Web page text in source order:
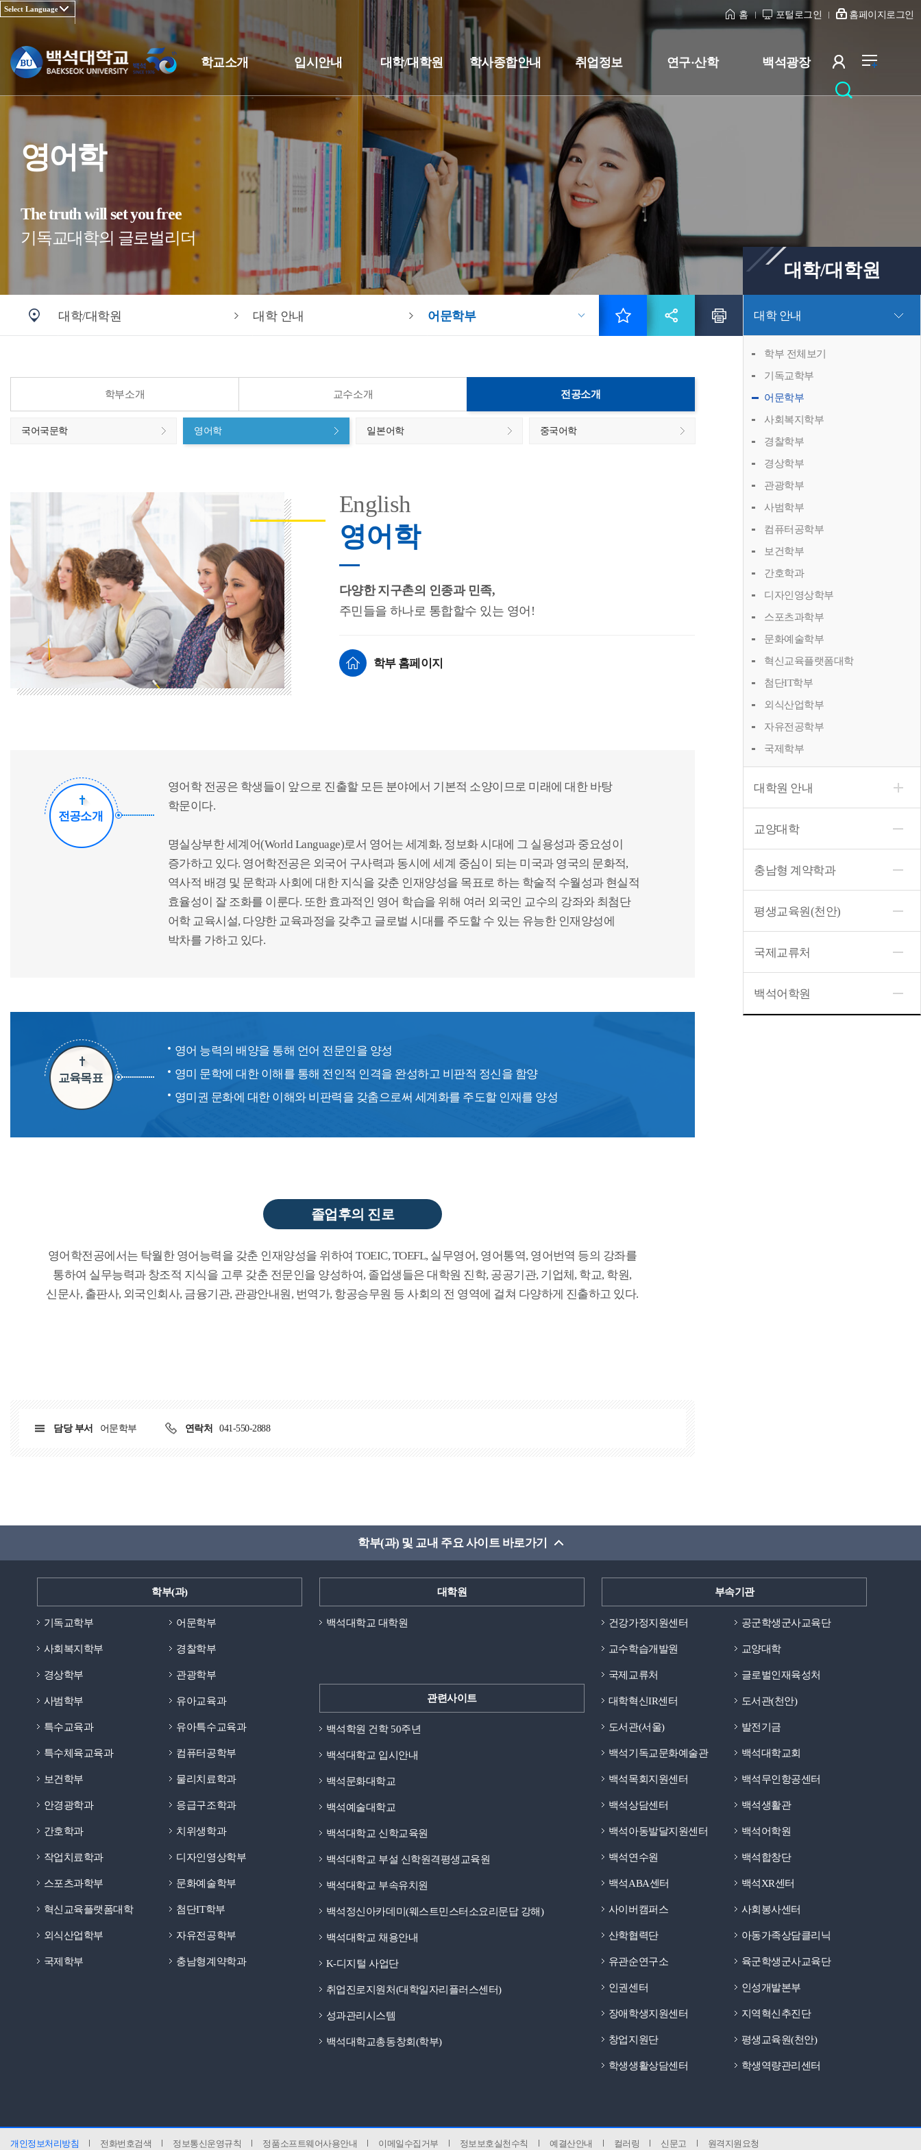
홈 포털로그인 홈페이지로그인
학교소개 입시안내 대학/대학원 학사종합안내 취업정보 연구·산학 백석광장
영어학
The truth will set you free
기독교대학의 글로벌리더
대학/대학원
대학 안내
학부 전체보기
기독교학부
어문학부
사회복지학부
경찰학부
경상학부
관광학부
사범학부
컴퓨터공학부
보건학부
간호학과
디자인영상학부
스포츠과학부
문화예술학부
혁신교육플랫폼대학
첨단IT학부
외식산업학부
자유전공학부
국제학부
대학원 안내
교양대학
충남형 계약학과
평생교육원(천안)
국제교류처
백석어학원
대학/대학원 대학 안내 어문학부
학부소개 교수소개 전공소개
국어국문학 영어학 일본어학 중국어학
English
영어학
다양한 지구촌의 인종과 민족,
주민들을 하나로 통합할수 있는 영어!
학부 홈페이지
전공소개
영어학 전공은 학생들이 앞으로 진출할 모든 분야에서 기본적 소양이므로 미래에 대한 바탕
학문이다.
명실상부한 세계어(World Language)로서 영어는 세계화, 정보화 시대에 그 실용성과 중요성이
증가하고 있다. 영어학전공은 외국어 구사력과 동시에 세계 중심이 되는 미국과 영국의 문화적,
역사적 배경 및 문학과 사회에 대한 지식을 갖춘 인재양성을 목표로 하는 학술적 수월성과 현실적
효율성이 잘 조화를 이룬다. 또한 효과적인 영어 학습을 위해 여러 외국인 교수의 강좌와 최첨단
어학 교육시설, 다양한 교육과정을 갖추고 글로벌 시대를 주도할 수 있는 유능한 인재양성에
박차를 가하고 있다.
교육목표
영어 능력의 배양을 통해 언어 전문인을 양성
영미 문학에 대한 이해를 통해 전인적 인격을 완성하고 비판적 정신을 함양
영미권 문화에 대한 이해와 비판력을 갖춤으로써 세계화를 주도할 인재를 양성
졸업후의 진로
영어학전공에서는 탁월한 영어능력을 갖춘 인재양성을 위하여 TOEIC, TOEFL, 실무영어, 영어통역, 영어번역 등의 강좌를
통하여 실무능력과 창조적 지식을 고루 갖춘 전문인을 양성하여, 졸업생들은 대학원 진학, 공공기관, 기업체, 학교, 학원,
신문사, 출판사, 외국인회사, 금융기관, 관광안내원, 번역가, 항공승무원 등 사회의 전 영역에 걸쳐 다양하게 진출하고 있다.
담당 부서 어문학부 연락처 041-550-2888
학부(과) 및 교내 주요 사이트 바로가기
학부(과)
기독교학부 어문학부
사회복지학부 경찰학부
경상학부 관광학부
사범학부 유아교육과
특수교육과 유아특수교육과
특수체육교육과 컴퓨터공학부
보건학부 물리치료학과
안경광학과 응급구조학과
간호학과 치위생학과
작업치료학과 디자인영상학부
스포츠과학부 문화예술학부
혁신교육플랫폼대학 첨단IT학부
외식산업학부 자유전공학부
국제학부 충남형계약학과
대학원
백석대학교 대학원
관련사이트
백석학원 건학 50주년
백석대학교 입시안내
백석문화대학교
백석예술대학교
백석대학교 신학교육원
백석대학교 부설 신학원격평생교육원
백석대학교 부속유치원
백석정신아카데미(웨스트민스터소요리문답 강해)
백석대학교 채용안내
K-디지털 사업단
취업진로지원처(대학일자리플러스센터)
성과관리시스템
백석대학교총동창회(학부)
부속기관
건강가정지원센터 공군학생군사교육단
교수학습개발원 교양대학
국제교류처 글로벌인재육성처
대학혁신IR센터 도서관(천안)
도서관(서울) 발전기금
백석기독교문화예술관 백석대학교회
백석목회지원센터 백석무인항공센터
백석상담센터 백석생활관
백석아동발달지원센터 백석어학원
백석연수원 백석합창단
백석ABA센터 백석XR센터
사이버캠퍼스 사회봉사센터
산학협력단 아동가족상담클리닉
유관순연구소 육군학생군사교육단
인권센터 인성개발본부
장애학생지원센터 지역혁신추진단
창업지원단 평생교육원(천안)
학생생활상담센터 학생역량관리센터
개인정보처리방침 전화번호검색 정보통신운영규칙 정품소프트웨어사용안내 이메일수집거부 정보보호실천수칙 예결산안내 컬러링 신문고 원격지원요청